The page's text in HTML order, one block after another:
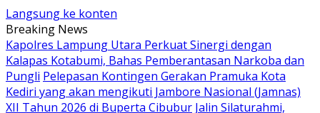
Langsung ke konten
Breaking News
Kapolres Lampung Utara Perkuat Sinergi dengan
Kalapas Kotabumi, Bahas Pemberantasan Narkoba dan
Pungli Pelepasan Kontingen Gerakan Pramuka Kota
Kediri yang akan mengikuti Jambore Nasional (Jamnas)
XII Tahun 2026 di Buperta Cibubur Jalin Silaturahmi,